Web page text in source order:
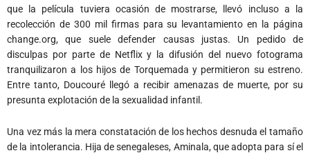
que la película tuviera ocasión de mostrarse, llevó incluso a la
recolección de 300 mil firmas para su levantamiento en la página
change.org, que suele defender causas justas. Un pedido de
disculpas por parte de Netflix y la difusión del nuevo fotograma
tranquilizaron a los hijos de Torquemada y permitieron su estreno.
Entre tanto, Doucouré llegó a recibir amenazas de muerte, por su
presunta explotación de la sexualidad infantil.
Una vez más la mera constatación de los hechos desnuda el tamaño
de la intolerancia. Hija de senegaleses, Aminala, que adopta para sí el